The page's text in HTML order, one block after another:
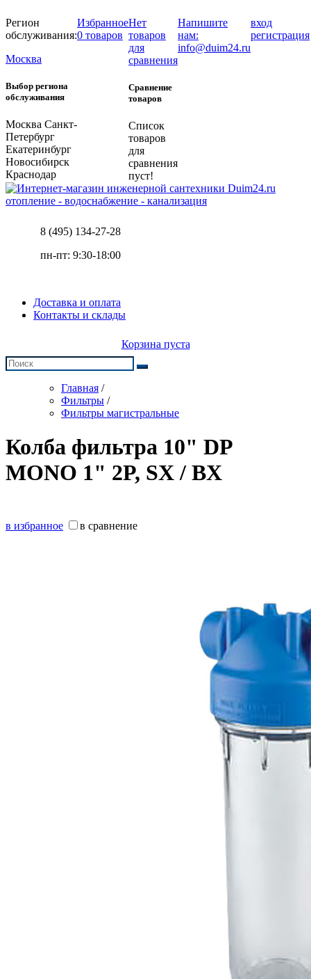
Регион
обслуживания:
Москва
Выбор региона
обслуживания
Москва Санкт-
Петербург
Екатеринбург
Новосибирск
Краснодар
Избранное
0 товаров
Нет
товаров
для
сравнения
Сравнение
товаров
Список
товаров
для
сравнения
пуст!
Напишите
нам:
info@duim24.ru
вход
регистрация
отопление - водоснабжение - канализация
8 (495) 134-27-28
пн-пт: 9:30-18:00
Доставка и оплата
Контакты и склады
Корзина пуста
Главная /
Фильтры /
Фильтры магистральные
Колба фильтра 10" DP
MONO 1" 2P, SX / BX
в избранное в сравнение